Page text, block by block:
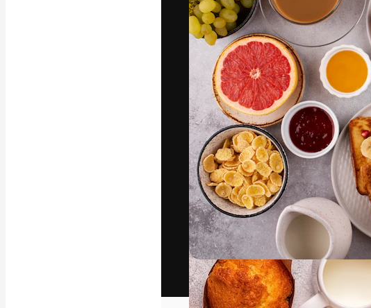
Het creatieve platform om
creëren. Meer dan 1 miljoen
onder creatievelingen,
bureaus en studio's.
Nederlands
Copyright © 2010- 2026 Freepik